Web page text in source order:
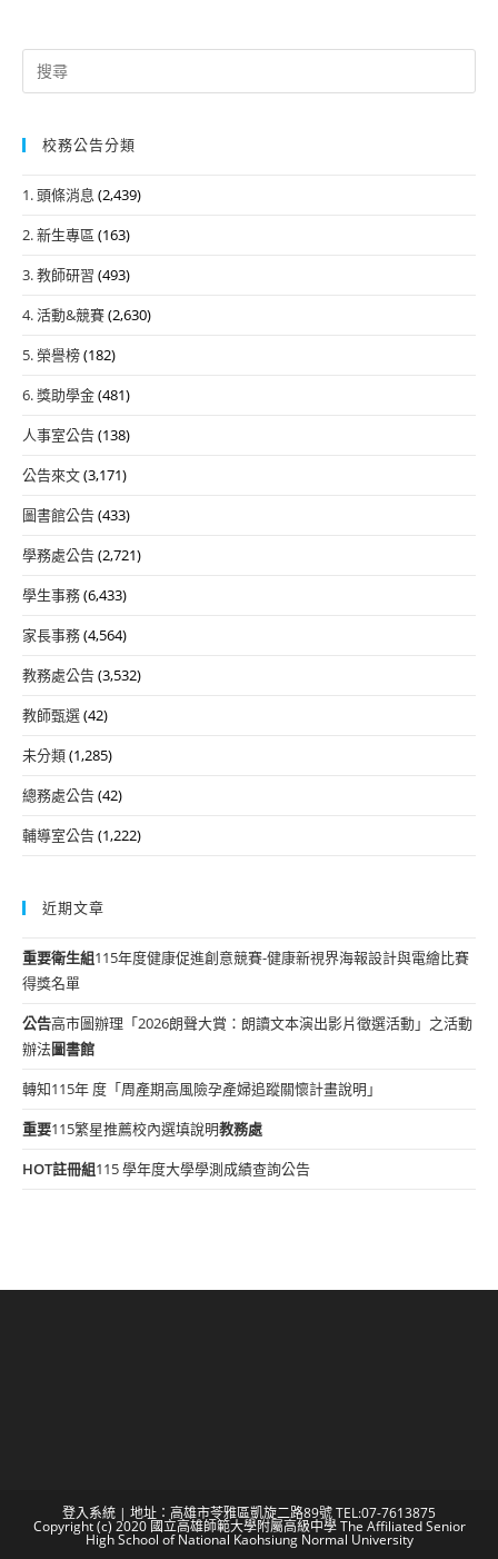
Search
for:
校務公告分類
1. 頭條消息 (2,439)
2. 新生專區 (163)
3. 教師研習 (493)
4. 活動&競賽(2,630)
5. 榮譽榜(182)
6. 獎助學金(481)
人事室公告(138)
公告來文(3,171)
圖書館公告(433)
學務處公告(2,721)
學生事務(6,433)
家長事務(4,564)
教務處公告(3,532)
教師甄選(42)
未分類(1,285)
總務處公告(42)
輔導室公告(1,222)
近期文章
重要衛生組115年度健康促進創意競賽-健康新視界海報設計與電繪比賽
得獎名單
公告高市圖辦理「2026朗聲大賞：朗讀文本演出影片徵選活動」之活動
辦法圖書館
轉知115年 度「周產期高風險孕產婦追蹤關懷計畫說明」
重要115繁星推薦校內選填說明教務處
HOT註冊組115 學年度大學學測成績查詢公告
登入系統 | 地址：高雄市苓雅區凱旋二路89號 TEL:07-7613875
Copyright (c) 2020 國立高雄師範大學附屬高級中學 The Affiliated Senior
High School of National Kaohsiung Normal University